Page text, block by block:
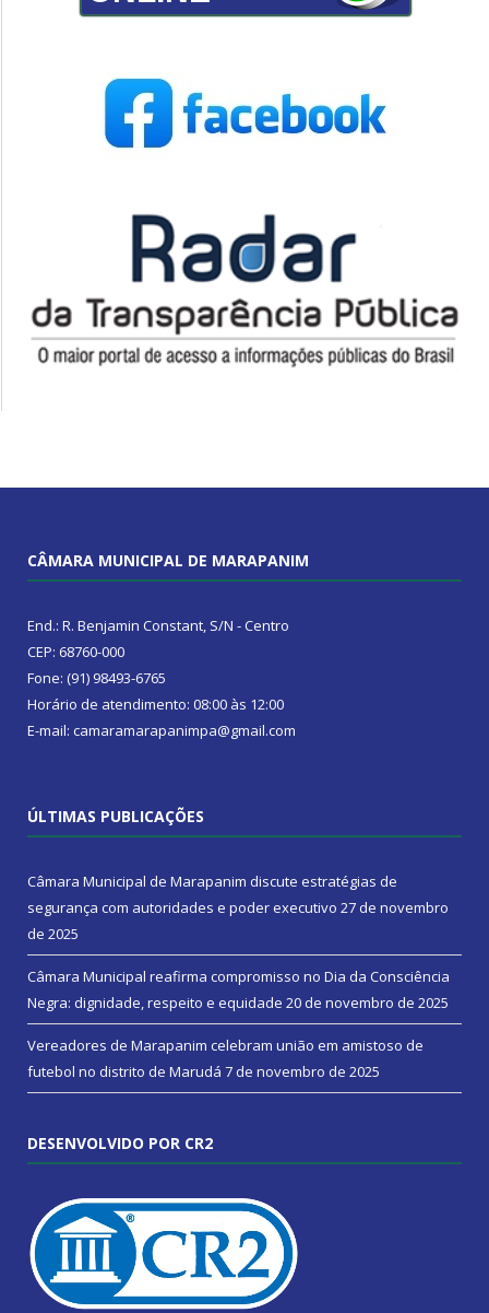
CÂMARA MUNICIPAL DE MARAPANIM
End.: R. Benjamin Constant, S/N - Centro
CEP: 68760-000
Fone: (91) 98493-6765
Horário de atendimento: 08:00 às 12:00
E-mail: camaramarapanimpa@gmail.com
ÚLTIMAS PUBLICAÇÕES
Câmara Municipal de Marapanim discute estratégias de
segurança com autoridades e poder executivo 27 de novembro
de 2025
Câmara Municipal reafirma compromisso no Dia da Consciência
Negra: dignidade, respeito e equidade 20 de novembro de 2025
Vereadores de Marapanim celebram união em amistoso de
futebol no distrito de Marudá 7 de novembro de 2025
DESENVOLVIDO POR CR2